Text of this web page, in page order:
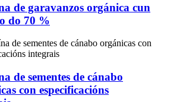
de garavanzos orgánica cun
do 70 %
de sementes de cánabo
con especificacións